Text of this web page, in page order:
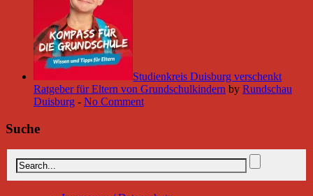
Studienkreis Duisburg verschenkt
Ratgeber für Eltern von Grundschulkindern by Rundschau
Duisburg - No Comment
Suche